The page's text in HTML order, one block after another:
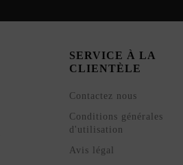
SERVICE À LA
CLIENTÈLE
Contactez nous
Conditions générales
d'utilisation
Avis légal